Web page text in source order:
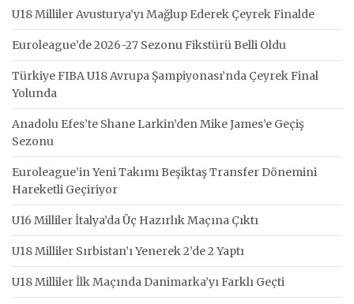
U18 Milliler Avusturya’yı Mağlup Ederek Çeyrek Finalde
Euroleague’de 2026-27 Sezonu Fikstürü Belli Oldu
Türkiye FIBA U18 Avrupa Şampiyonası’nda Çeyrek Final
Yolunda
Anadolu Efes’te Shane Larkin’den Mike James’e Geçiş
Sezonu
Euroleague’in Yeni Takımı Beşiktaş Transfer Dönemini
Hareketli Geçiriyor
U16 Milliler İtalya’da Üç Hazırlık Maçına Çıktı
U18 Milliler Sırbistan’ı Yenerek 2’de 2 Yaptı
U18 Milliler İlk Maçında Danimarka’yı Farklı Geçti